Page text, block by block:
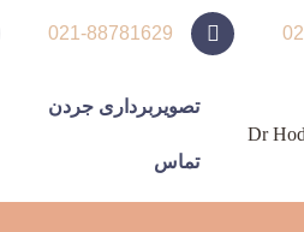
021-88781629
تصویربرداری جردن
تماس